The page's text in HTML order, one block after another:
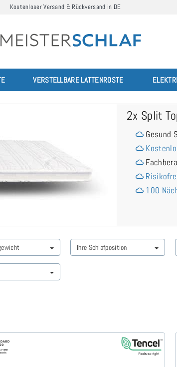
Kostenloser Versand & Rückversand in DE
VERSTELLBARE LATTENROSTE
2x Split
Gesund
100
Ihre Schlafposition